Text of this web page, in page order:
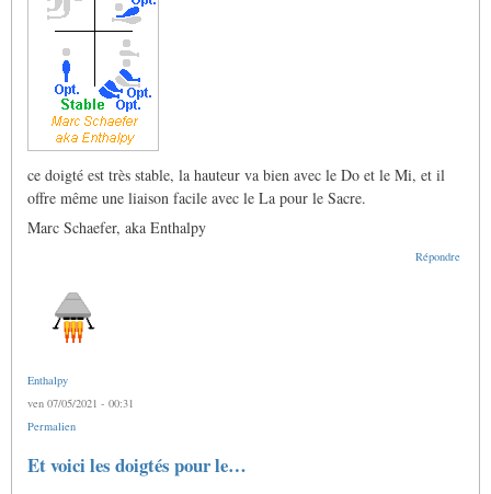
ce doigté est très stable, la hauteur va bien avec le Do et le Mi, et il
offre même une liaison facile avec le La pour le Sacre.
Marc Schaefer, aka Enthalpy
Répondre
Enthalpy
ven 07/05/2021 - 00:31
Permalien
Et voici les doigtés pour le…